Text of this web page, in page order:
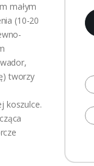
małym
(10-20
tworzy
koszulce.